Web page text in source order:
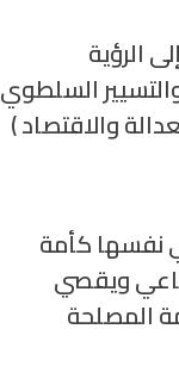
الرؤية
والتسيير السلطوي
والاقتصاد )
نفسها كأمة
ويقصي
المصلحة